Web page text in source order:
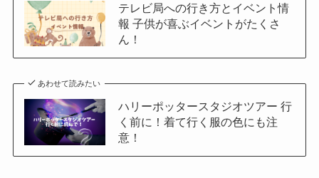
テレビ局への行き方とイベント情
報 子供が喜ぶイベントがたくさ
ん！
あわせて読みたい
ハリーポッタースタジオツアー 行
く前に！着て行く服の色にも注
意！